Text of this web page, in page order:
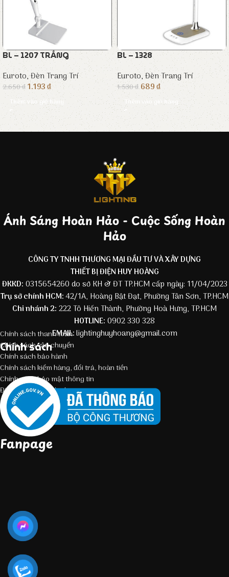
BL – 1207 TRẮNG
Euroto,Đèn Trang Trí
2.650₫1.193₫
Thêm vào giỏ hàng
BL – 1328
Euroto,Đèn Trang Trí
1.530₫ 689₫
Thêm vào giỏ hàng
Ánh Sáng Hoàn Hảo - Cuộc Sống Hoàn
Hảo
CÔNG TY TNHH THƯƠNG MẠI ĐẦU TƯ VÀ XÂY DỰNG
THIẾT BỊ ĐIỆN HUY HOÀNG
ĐKKD: 0315654260 do sở KH & ĐT TP.HCM cấp ngày: 11/04/2023
Trụ sở chính HCM:42/1A, Hoàng Bật Đạt, Phường Tân Sơn, TP.HCM
Chi nhánh 2: 222 Tô Hiến Thành, Phường Hoà Hưng, TP.HCM
HOTLINE: 0902 330 328
EMAIL:lightinghuyhoang@gmail.com
Chính sách
Chính sách thanh toán
Chính sách vận chuyển
Chính sách bảo hành
Chính sách kiểm hàng, đổi trả, hoàn tiền
Chính sách bảo mật thông tin
Điều kiện giao dịch chung
Fanpage